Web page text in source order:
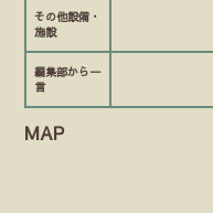
その他設備・
施設
編集部から一
言
MAP